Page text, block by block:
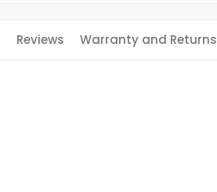
Reviews Warranty and Returns